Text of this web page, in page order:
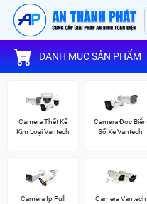
DANH MỤC SẢN PHẨM
Camera Thết Kế
Kim Loại Vantech
Camera Đọc Biển
Số Xe Vantech
Camera Ip Full
Camera Vantech